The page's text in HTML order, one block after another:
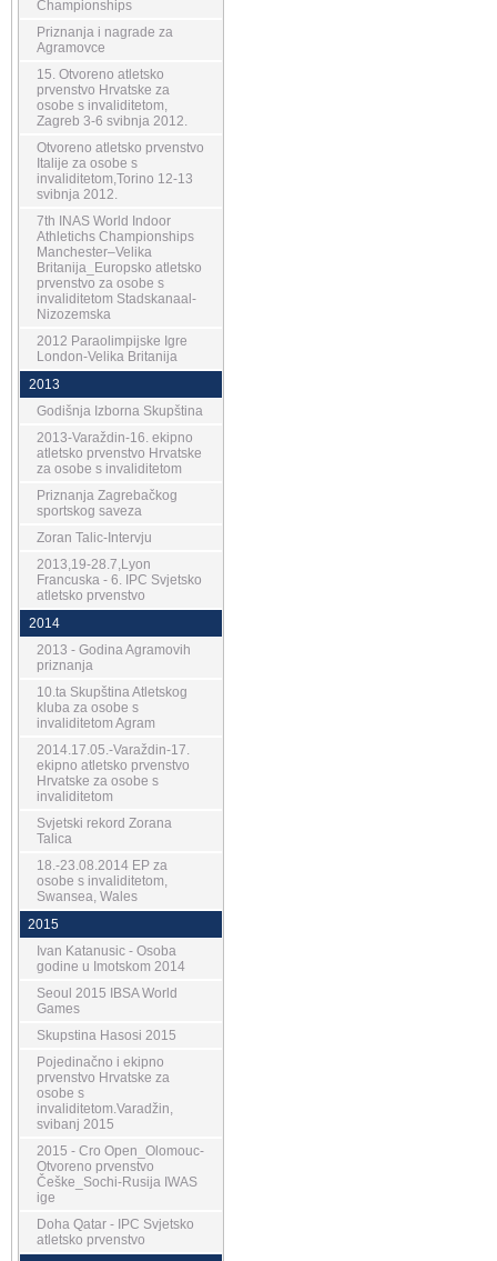
Championships
Priznanja i nagrade za
Agramovce
15. Otvoreno atletsko
prvenstvo Hrvatske za
osobe s invaliditetom,
Zagreb 3-6 svibnja 2012.
Otvoreno atletsko prvenstvo
Italije za osobe s
invaliditetom,Torino 12-13
svibnja 2012.
7th INAS World Indoor
Athletichs Championships
Manchester–Velika
Britanija_Europsko atletsko
prvenstvo za osobe s
invaliditetom Stadskanaal-
Nizozemska
2012 Paraolimpijske Igre
London-Velika Britanija
2013
Godišnja Izborna Skupština
2013-Varaždin-16. ekipno
atletsko prvenstvo Hrvatske
za osobe s invaliditetom
Priznanja Zagrebačkog
sportskog saveza
Zoran Talic-Intervju
2013,19-28.7,Lyon
Francuska - 6. IPC Svjetsko
atletsko prvenstvo
2014
2013 - Godina Agramovih
priznanja
10.ta Skupština Atletskog
kluba za osobe s
invaliditetom Agram
2014.17.05.-Varaždin-17.
ekipno atletsko prvenstvo
Hrvatske za osobe s
invaliditetom
Svjetski rekord Zorana
Talica
18.-23.08.2014 EP za
osobe s invaliditetom,
Swansea, Wales
2015
Ivan Katanusic - Osoba
godine u Imotskom 2014
Seoul 2015 IBSA World
Games
Skupstina Hasosi 2015
Pojedinačno i ekipno
prvenstvo Hrvatske za
osobe s
invaliditetom.Varadžin,
svibanj 2015
2015 - Cro Open_Olomouc-
Otvoreno prvenstvo
Češke_Sochi-Rusija IWAS
ige
Doha Qatar - IPC Svjetsko
atletsko prvenstvo